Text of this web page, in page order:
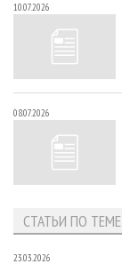
10.07.2026
08.07.2026
СТАТЬИ ПО ТЕМЕ
23.03.2026